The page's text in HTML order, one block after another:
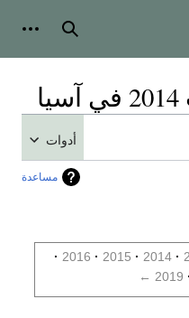
بحث
أدوات
مساعدة
2014
2015
2016
2019
←